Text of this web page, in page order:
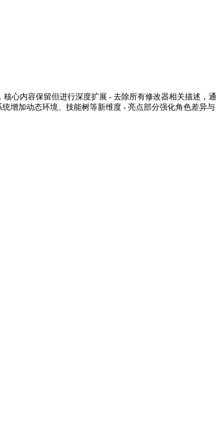
心内容保留但进行深度扩展 - 去除所有修改器相关描述，通
增加动态环境、技能树等新维度 - 亮点部分强化角色差异与